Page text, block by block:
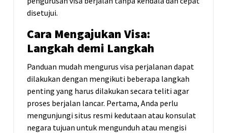
disetujui.
Cara Mengajukan Visa:
Langkah demi Langkah
Panduan mudah mengurus visa perjalanan dapat
dilakukan dengan mengikuti beberapa langkah
penting yang harus dilakukan secara teliti agar
proses berjalan lancar. Pertama, Anda perlu
mengunjungi situs resmi kedutaan atau konsulat
negara tujuan untuk mengunduh atau mengisi